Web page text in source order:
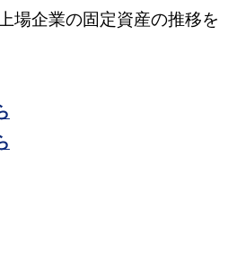
場企業の固定資産の推移を